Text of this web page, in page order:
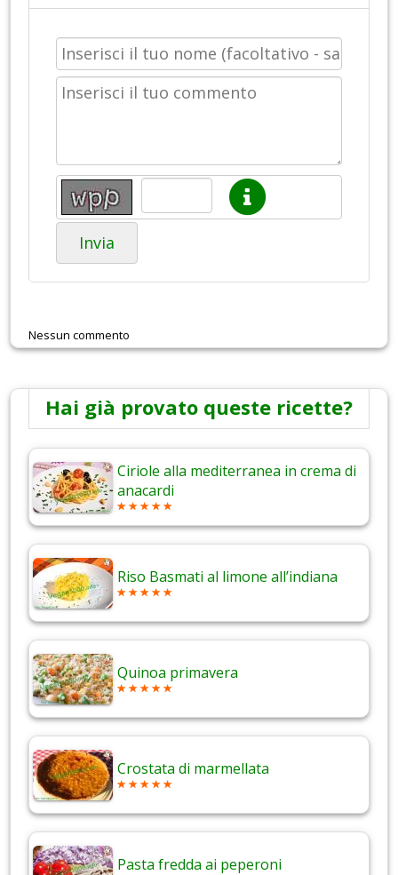
Invia
Nessun commento
Hai già provato queste ricette?
Ciriole alla mediterranea in crema di
anacardi
Riso Basmati al limone all’indiana
Quinoa primavera
Crostata di marmellata
Pasta fredda ai peperoni